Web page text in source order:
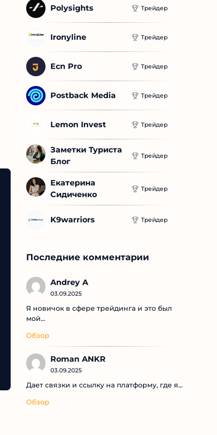
Polysights Трейдер
Ironyline Трейдер
Ecn Pro Трейдер
Postback Media Трейдер
Lemon Invest Трейдер
Заметки Туриста
Блог
Трейдер
Екатерина
Сидиченко
Трейдер
K9warriors Трейдер
Последние комментарии
Andrey A
03.09.2025
Я новичок в сфере трейдинга и это был
мой...
Обзор
Roman ANKR
03.09.2025
Дает связки и ссылку на платформу, где я...
Обзор